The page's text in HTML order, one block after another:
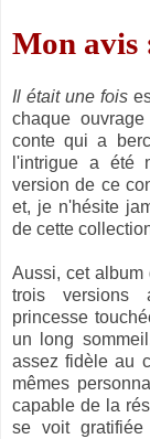
Mon avis
Il était une fois
chaque
conte qui a
l'intrigue a été
version de ce
et, je n'hésite
de cette
Aussi, cet album
trois versions
princesse
un long
assez fidèle au
mêmes
capable de la
se voit